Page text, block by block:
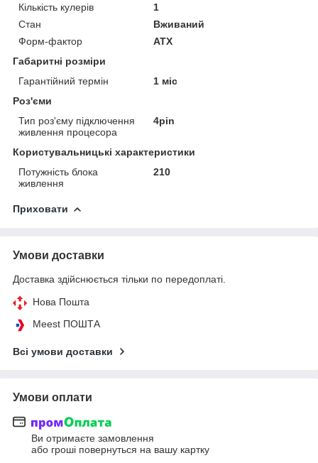
Кількість кулерів
1
Стан
Вживаний
Форм-фактор
ATX
Габаритні розміри
Гарантійний термін
1 міс
Роз'єми
Тип роз'єму підключення
живлення процесора
4pin
Користувальницькі характеристики
Потужність блока
живлення
210
Приховати
Умови доставки
Доставка здійснюється тільки по передоплаті.
Нова Пошта
Meest ПОШТА
Всі умови доставки
Умови оплати
Ви отримаєте замовлення
або гроші повернуться на вашу картку